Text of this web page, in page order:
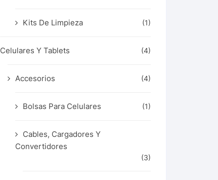
Kits De Limpieza (1)
Celulares Y Tablets (4)
Accesorios (4)
Bolsas Para Celulares (1)
Cables, Cargadores Y
Convertidores
(3)